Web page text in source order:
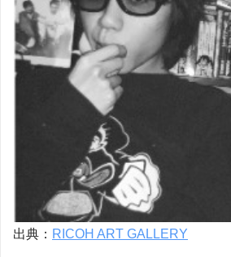
出典： RICOH ART GALLERY